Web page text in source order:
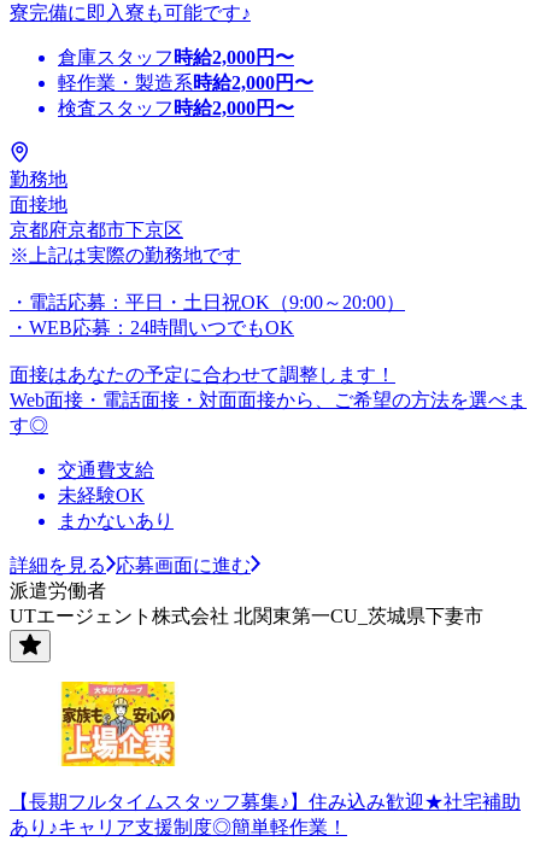
寮完備に即入寮も可能です♪
倉庫スタッフ 時給2,000円〜
軽作業・製造系時給2,000円〜
検査スタッフ 時給2,000円〜
勤務地
面接地
京都府京都市下京区
※上記は実際の勤務地です
・電話応募：平日・土日祝OK（9:00～20:00）
・WEB応募：24時間いつでもOK
面接はあなたの予定に合わせて調整します！
Web面接・電話面接・対面面接から、ご希望の方法を選べま
す◎
交通費支給
未経験OK
まかないあり
詳細を見る
応募画面に進む
派遣労働者
UTエージェント株式会社 北関東第一CU_茨城県下妻市
【長期フルタイムスタッフ募集♪】住み込み歓迎★社宅補助
あり♪キャリア支援制度◎簡単軽作業！